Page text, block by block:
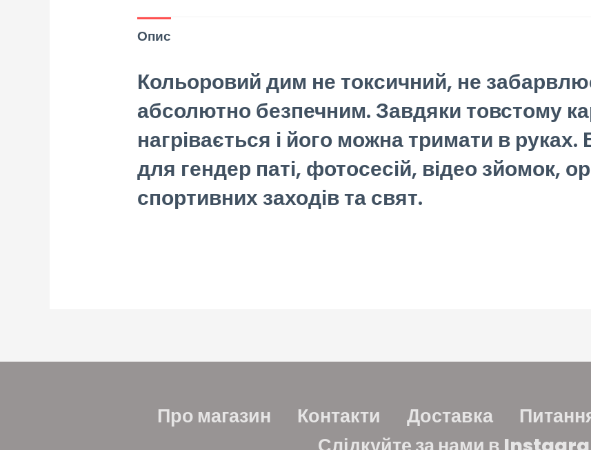
Опис
Кольоровий дим не токсичний, не
абсолютно безпечним.Завдяки товстому
нагрівається і його можна тримати в руках.
для гендер паті, фотосесій, відео зйомок,
спортивних заходів та свят.
Про магазин Контакти Доставка